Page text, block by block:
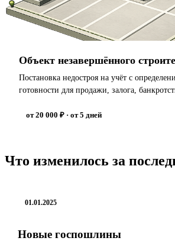
Объект незавершённого
Постановка недостроя на учёт с
готовности для продажи, залога,
от 20 000 ₽ · от 5 дней
Что изменилось за
01.01.2025
Новые госпошлины